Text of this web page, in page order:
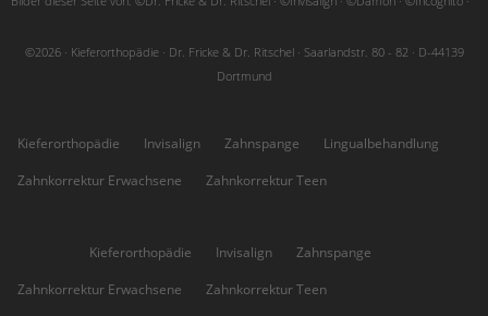
©2026 · Kieferorthopädie · Dr. Fricke & Dr. Ritschel · Saarlandstr. 80 - 82 · D-44139
Dortmund
Kieferorthopädie Invisalign Zahnspange
Lingualbehandlung
Zahnkorrektur Erwachsene
Zahnkorrektur Teen
Kieferorthopädie Invisalign
Zahnspange
Zahnkorrektur Erwachsene
Zahnkorrektur Teen